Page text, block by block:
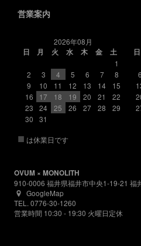
営業案内
2026年08月
日
月 火 水 木 金
土
1
2
3 4 5 6 7
8
9
10 11 12 13 14
15
16
17 18 19 20 21
22
23
24 25 26 27 28
29
30
31
日
6
■ は休業日です
OVUM × MONOLITH
910-0006 福井県福井市中央1-19-21 福
GoogleMap
TEL. 0776-30-1260
営業時間 10:30 - 19:30 火曜日定休